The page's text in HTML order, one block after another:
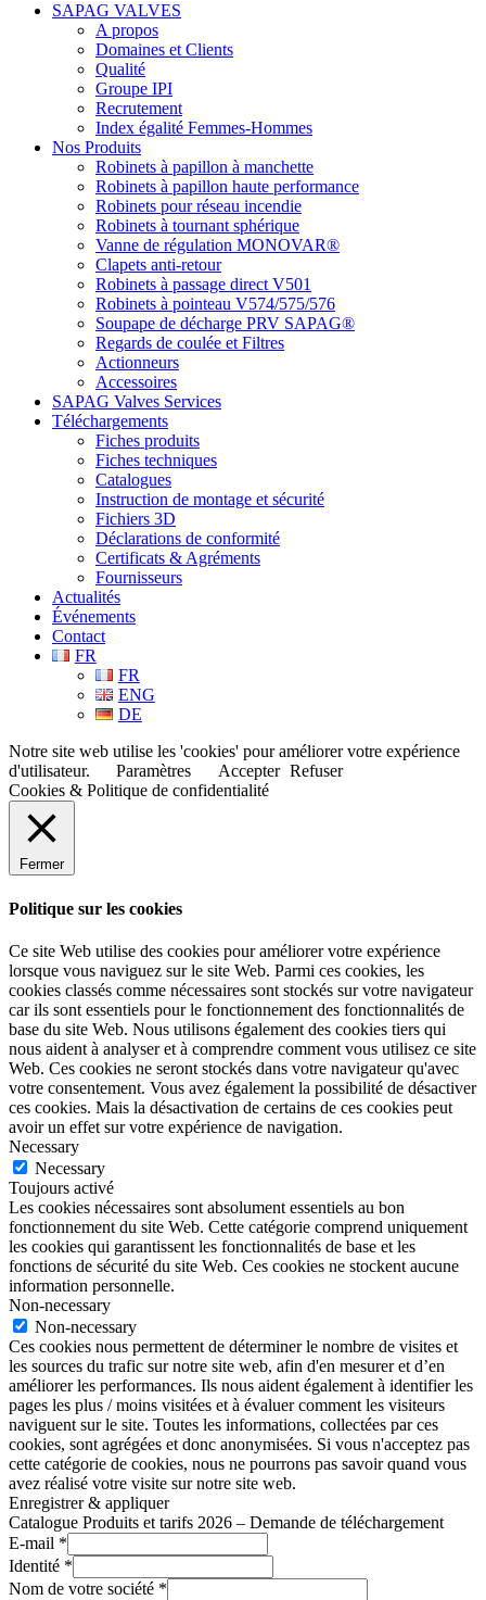
SAPAG VALVES
A propos
Domaines et Clients
Qualité
Groupe IPI
Recrutement
Index égalité Femmes-Hommes
Nos Produits
Robinets à papillon à manchette
Robinets à papillon haute performance
Robinets pour réseau incendie
Robinets à tournant sphérique
Vanne de régulation MONOVAR®
Clapets anti-retour
Robinets à passage direct V501
Robinets à pointeau V574/575/576
Soupape de décharge PRV SAPAG®
Regards de coulée et Filtres
Actionneurs
Accessoires
SAPAG Valves Services
Téléchargements
Fiches produits
Fiches techniques
Catalogues
Instruction de montage et sécurité
Fichiers 3D
Déclarations de conformité
Certificats & Agréments
Fournisseurs
Actualités
Événements
Contact
FR
FR
ENG
DE
Notre site web utilise les 'cookies' pour améliorer votre expérience
d'utilisateur.
Paramètres Accepter Refuser
Cookies & Politique de confidentialité
Fermer
Politique sur les cookies
Ce site Web utilise des cookies pour améliorer votre expérience
lorsque vous naviguez sur le site Web. Parmi ces cookies, les
cookies classés comme nécessaires sont stockés sur votre navigateur
car ils sont essentiels pour le fonctionnement des fonctionnalités de
base du site Web. Nous utilisons également des cookies tiers qui
nous aident à analyser et à comprendre comment vous utilisez ce site
Web. Ces cookies ne seront stockés dans votre navigateur qu'avec
votre consentement. Vous avez également la possibilité de désactiver
ces cookies. Mais la désactivation de certains de ces cookies peut
avoir un effet sur votre expérience de navigation.
Necessary
Necessary
Toujours activé
Les cookies nécessaires sont absolument essentiels au bon
fonctionnement du site Web. Cette catégorie comprend uniquement
les cookies qui garantissent les fonctionnalités de base et les
fonctions de sécurité du site Web. Ces cookies ne stockent aucune
information personnelle.
Non-necessary
Non-necessary
Ces cookies nous permettent de déterminer le nombre de visites et
les sources du trafic sur notre site web, afin d'en mesurer et d’en
améliorer les performances. Ils nous aident également à identifier les
pages les plus / moins visitées et à évaluer comment les visiteurs
naviguent sur le site. Toutes les informations, collectées par ces
cookies, sont agrégées et donc anonymisées. Si vous n'acceptez pas
cette catégorie de cookies, nous ne pourrons pas savoir quand vous
avez réalisé votre visite sur notre site web.
Enregistrer & appliquer
Catalogue Produits et tarifs 2026 – Demande de téléchargement
E-mail *
Identité *
Nom de votre société *